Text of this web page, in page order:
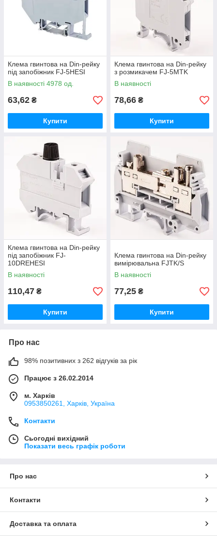
Клема гвинтова на Din-рейку
під запобіжник FJ-5HESI
В наявності 4978 од.
63,62 ₴
Купити
Клема гвинтова на Din-рейку
з розмикачем FJ-5MTK
В наявності
78,66 ₴
Купити
Клема гвинтова на Din-рейку
під запобіжник FJ-
10DREHESI
В наявності
110,47 ₴
Купити
Клема гвинтова на Din-рейку
вимірювальна FJTK/S
В наявності
77,25 ₴
Купити
Про нас
98% позитивних з 262 відгуків за рік
Працює з 26.02.2014
м. Харків
0953850261, Харків, Україна
Контакти
Сьогодні вихідний
Показати весь графік роботи
Про нас
Контакти
Доставка та оплата